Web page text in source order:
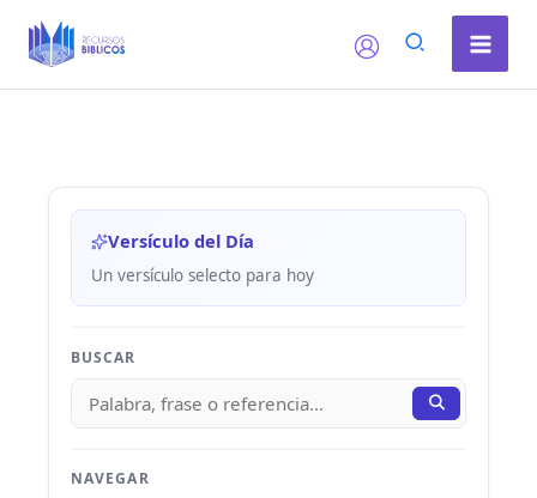
Versículo del Día
Un versículo selecto para hoy
BUSCAR
NAVEGAR